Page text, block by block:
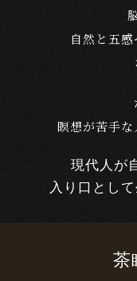
自然と五
瞑想が苦手な
現代人が
入り口とし
茶